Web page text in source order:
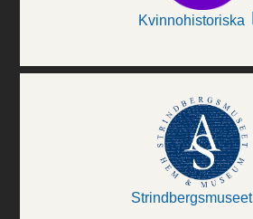
Kvinnohistoriska
Strindbergsmuseet